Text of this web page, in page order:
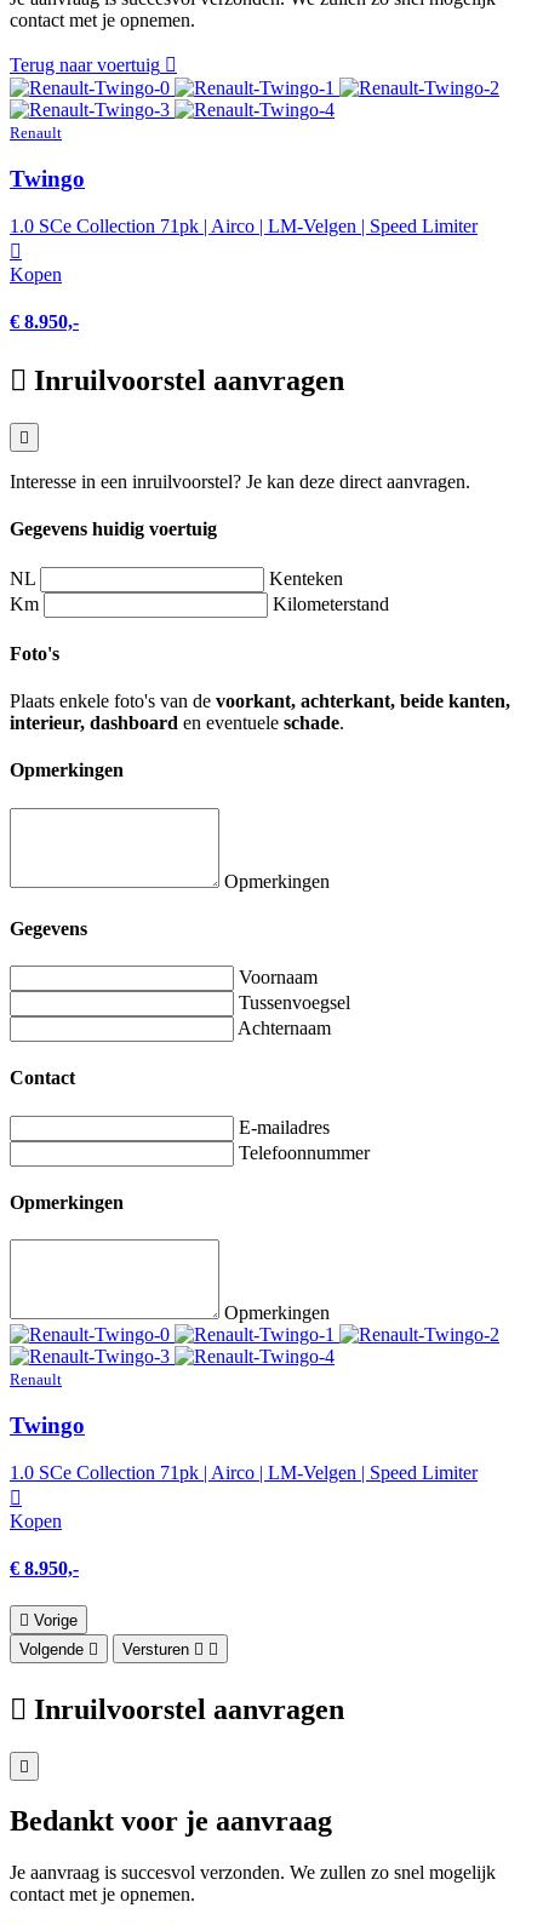
contact met je opnemen.
Terug naar voertuig
Renault
Twingo
1.0 SCe Collection 71pk | Airco | LM-Velgen | Speed Limiter
Kopen
€ 8.950,-
Inruilvoorstel aanvragen
Interesse in een inruilvoorstel? Je kan deze direct aanvragen.
Gegevens huidig voertuig
NL
Kenteken
Km
Kilometerstand
Foto's
Plaats enkele foto's van de voorkant, achterkant, beide kanten,
interieur, dashboard en eventuele schade.
Opmerkingen
Opmerkingen
Gegevens
Voornaam
Tussenvoegsel
Achternaam
Contact
E-mailadres
Telefoonnummer
Opmerkingen
Opmerkingen
Renault
Twingo
1.0 SCe Collection 71pk | Airco | LM-Velgen | Speed Limiter
Kopen
€ 8.950,-
Vorige
Volgende
Versturen
Inruilvoorstel aanvragen
Bedankt voor je aanvraag
Je aanvraag is succesvol verzonden. We zullen zo snel mogelijk
contact met je opnemen.